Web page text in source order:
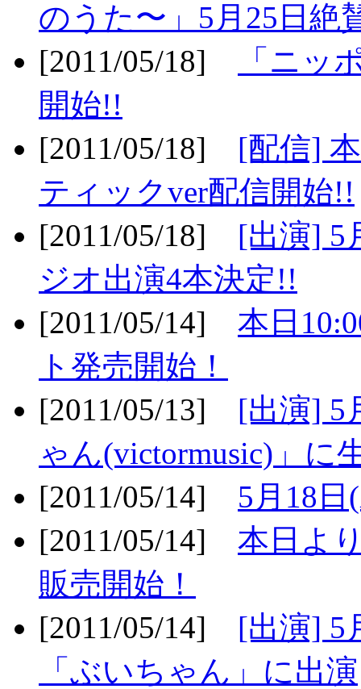
のうた〜」5月25日絶
[2011/05/18]
「ニッ
開始!!
[2011/05/18] [配信]
ティックver配信開始!!
[2011/05/18] [出演] 5
ジオ出演4本決定!!
[2011/05/14] 本日
ト発売開始！
[2011/05/13] [出演] 5
ゃん(victormusic)」に
[2011/05/14] 5月18
[2011/05/14] 本日よ
販売開始！
[2011/05/14] [出演] 5
「ぶいちゃん」に出演